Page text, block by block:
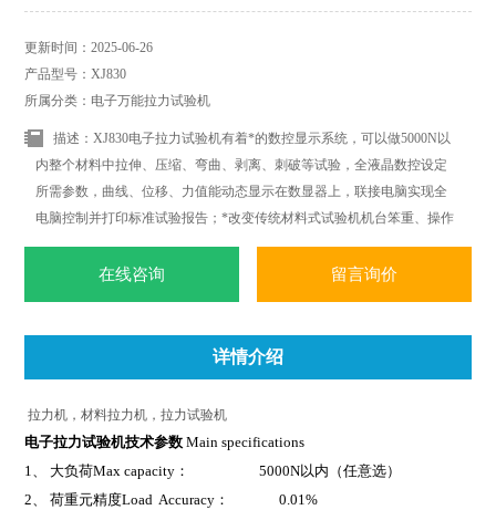
更新时间：2025-06-26
产品型号：XJ830
所属分类：电子万能拉力试验机
描述：XJ830电子拉力试验机有着*的数控显示系统，可以做5000N以
内整个材料中拉伸、压缩、弯曲、剥离、刺破等试验，全液晶数控设定
所需参数，曲线、位移、力值能动态显示在数显器上，联接电脑实现全
电脑控制并打印标准试验报告；*改变传统材料式试验机机台笨重、操作
复杂、性能单一之缺点。外观采用挤型封板及高级烤漆处理，更显美观
在线咨询 留言询价
详情介绍
拉力机，材料拉力机，拉力试验机
电子拉力试验机技术参数 Main specifications
1、 大负荷Max capacity： 5000N以内（任意选）
2、 荷重元精度Load Accuracy： 0.01%